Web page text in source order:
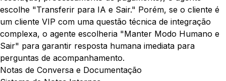
escolhe "Transferir para IA e Sair." Porém, se o cliente é
um cliente VIP com uma questão técnica de integração
complexa, o agente escolheria "Manter Modo Humano e
Sair" para garantir resposta humana imediata para
perguntas de acompanhamento.
Notas de Conversa e Documentação